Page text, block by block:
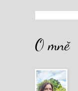
O mně